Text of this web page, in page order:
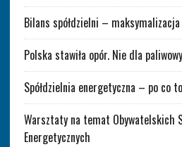
Bilans spółdzielni –
Polska stawiła opór. Nie dla
Spółdzielnia energetyczna – po co
Warsztaty na temat Obywatelskich
Energetycznych